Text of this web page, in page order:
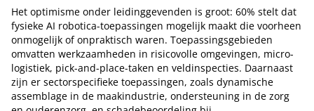
Het optimisme onder leidinggevenden is groot: 60% stelt dat
fysieke AI robotica-toepassingen mogelijk maakt die voorheen
onmogelijk of onpraktisch waren. Toepassingsgebieden
omvatten werkzaamheden in risicovolle omgevingen, micro-
logistiek, pick-and-place-taken en veldinspecties. Daarnaast
zijn er sectorspecifieke toepassingen, zoals dynamische
assemblage in de maakindustrie, ondersteuning in de zorg